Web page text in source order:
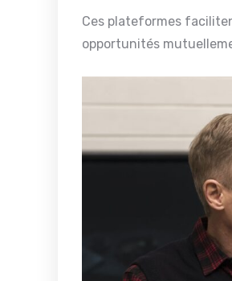
Ces plateformes
opportunités